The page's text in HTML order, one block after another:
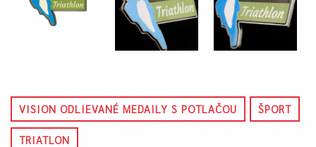
VISION ODLIEVANÉ MEDAILY S POTLAČOU ŠPORT
TRIATLON